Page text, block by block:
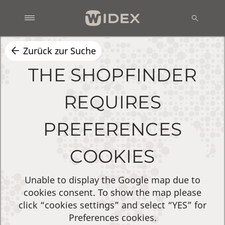
Zurück zur Suche
THE SHOPFINDER
REQUIRES
PREFERENCES
COOKIES
Unable to display the Google map due to
cookies consent. To show the map please
click “cookies settings” and select “YES” for
Preferences cookies.